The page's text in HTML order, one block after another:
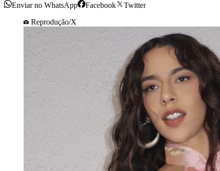
Enviar no WhatsApp Facebook
Twitter
Reprodução/X